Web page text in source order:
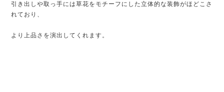
引き出しや取っ手には草花をモチーフにした立体的な装飾がほどこさ
れており、
より上品さを演出してくれます。